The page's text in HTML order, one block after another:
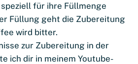
speziell für ihre Füllmenge
Füllung geht die Zubereitung
wird bitter.
zur Zubereitung in der
ich dir in meinem Youtube-